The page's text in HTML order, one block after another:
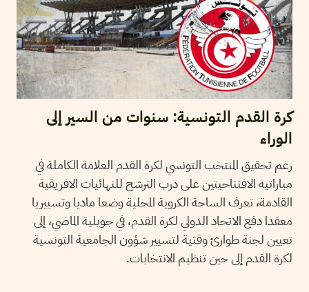
كرة القدم التونسية: سنوات من السير إلى
الوراء
رغم تحقيق المنتخب التونسي لكرة القدم العلامة الكاملة في
مباراتيه الافتتاحيتين على درب الترشح للنهائيات الافريقية
القادمة، تعرف الساحة الكروية المحلية وضعا ماديا وتسييريا
معقدا دفع الاتحاد الدولي لكرة القدم، في جويلية الماضي، إلى
تعيين لجنة طوارئ وقتية لتسيير شؤون الجامعية التونسية
لكرة القدم إلى حين تنظيم الانتخابات.